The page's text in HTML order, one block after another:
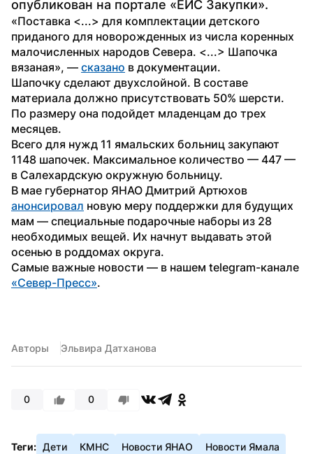
опубликован на портале «ЕИС Закупки».
«Поставка <...> для комплектации детского
приданого для новорожденных из числа коренных
малочисленных народов Севера. <...> Шапочка
вязаная», — сказано в документации.
Шапочку сделают двухслойной. В составе
материала должно присутствовать 50% шерсти.
По размеру она подойдет младенцам до трех
месяцев.
Всего для нужд 11 ямальских больниц закупают
1148 шапочек. Максимальное количество — 447 —
в Салехардскую окружную больницу.
анонсировал новую меру поддержки для будущих
мам — специальные подарочные наборы из 28
необходимых вещей. Их начнут выдавать этой
осенью в роддомах округа.
«Север-Пресс».
Авторы Эльвира Датханова
0 0
Теги: Дети КМНС Новости ЯНАО Новости Ямала